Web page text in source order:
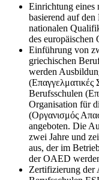
Einrichtung eines
basierend auf
nationalen
des europäischen
Einführung von
griechischen
werden
Berufsschulen
Organisation für
(Οργανισμός
angeboten. Die
zwei Jahre und
aus, der im
der OAED
Zertifizierung der